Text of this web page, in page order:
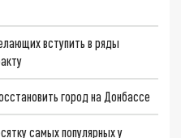
вступить в ряды
город на Донбассе
самых популярных у